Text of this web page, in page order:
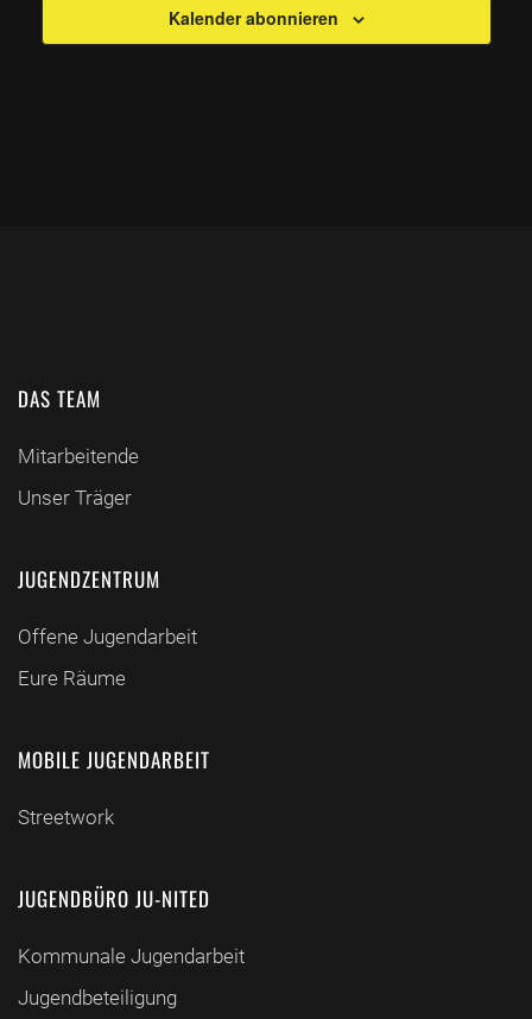
Kalender abonnieren
DAS TEAM
Mitarbeitende
Unser Träger
JUGENDZENTRUM
Offene Jugendarbeit
Eure Räume
MOBILE JUGENDARBEIT
Streetwork
JUGENDBÜRO JU-NITED
Kommunale Jugendarbeit
Jugendbeteiligung